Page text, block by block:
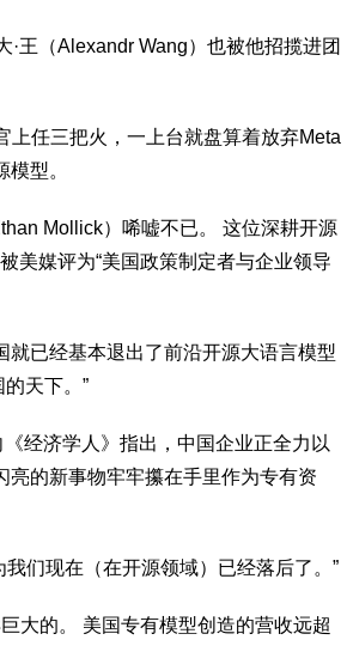
王（Alexandr Wang）也被他招揽进团
上任三把火，一上台就盘算着放弃Meta
型。
Mollick）唏嘘不已。 这位深耕开源
美媒评为“美国政策制定者与企业领导
就已经基本退出了前沿开源大语言模型
天下。”
经济学人》指出，中国企业正全力以
亮的新事物牢牢攥在手里作为专有资
们现在（在开源领域）已经落后了。”
大的。 美国专有模型创造的营收远超